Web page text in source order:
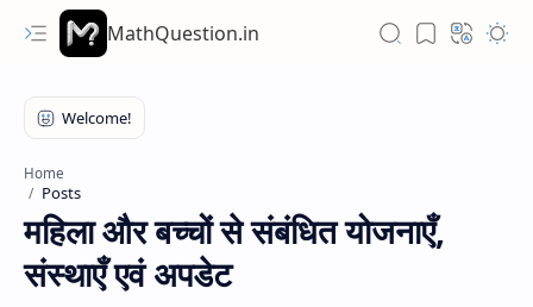
MathQuestion.in
Home
Posts
महिला और बच्चों से संबंधित योजनाएँ,
संस्थाएँ एवं अपडेट